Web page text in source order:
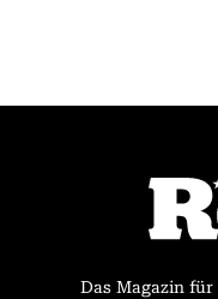
Das Magazin